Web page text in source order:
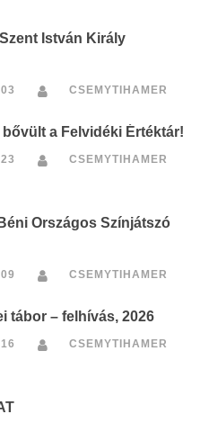
István Király
CSEMYTIHAMER
bővült a Felvidéki Értéktár!
CSEMYTIHAMER
Országos Színjátszó
CSEMYTIHAMER
tábor – felhívás, 2026
CSEMYTIHAMER